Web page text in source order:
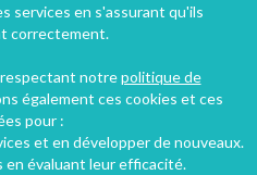
services en s'assurant qu'ils
correctement.
notrepolitique de
également ces cookies et ces
pour :
et en développer de nouveaux.
en évaluant leur efficacité.